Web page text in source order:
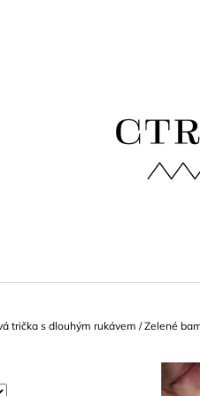
trička s dlouhým rukávem / Zelené
BAMBUSOVÉ TRIČKO